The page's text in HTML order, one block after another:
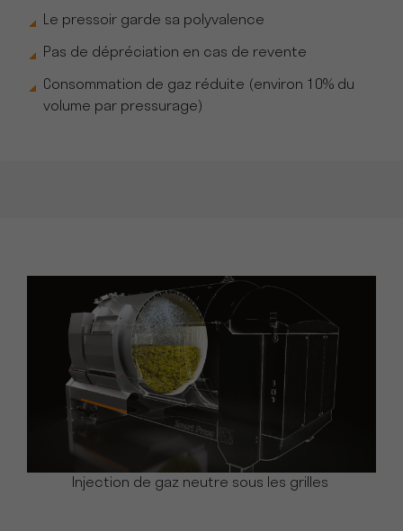
Le pressoir garde sa polyvalence
Pas de dépréciation en cas de revente
Consommation de gaz réduite (environ 10% du
volume par pressurage)
Injection de gaz neutre sous les grilles